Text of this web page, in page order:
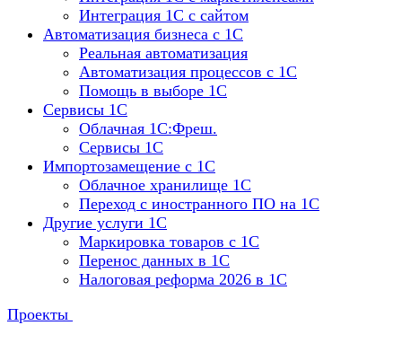
Интеграция 1С с сайтом
Автоматизация бизнеса с 1С
Реальная автоматизация
Автоматизация процессов с 1С
Помощь в выборе 1С
Сервисы 1С
Облачная 1С:Фреш.
Сервисы 1С
Импортозамещение с 1С
Облачное хранилище 1С
Переход с иностранного ПО на 1С
Другие услуги 1С
Маркировка товаров с 1С
Перенос данных в 1С
Налоговая реформа 2026 в 1С
Проекты